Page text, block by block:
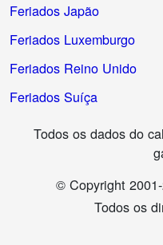
Feriados Japão
Feriados Luxemburgo
Feriados Reino Unido
Feriados Suíça
Todos os dados do
© Copyright
Todos os